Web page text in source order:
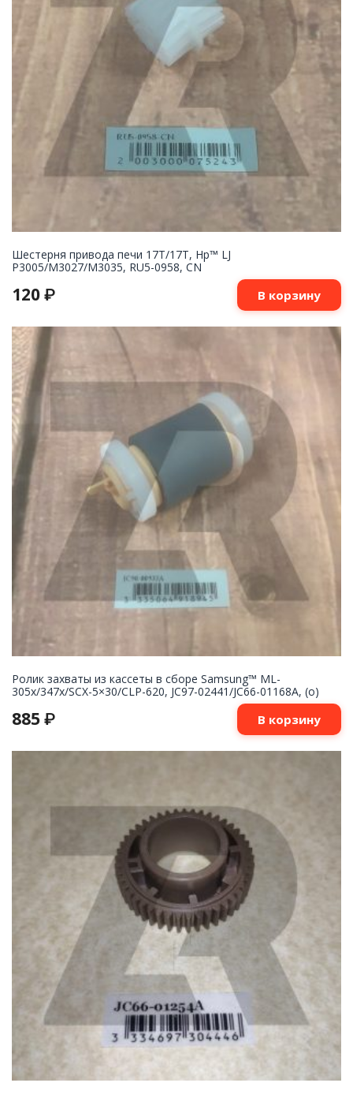
Шестерня привода печи 17T/17T, Hp™ LJ
P3005/M3027/M3035, RU5-0958, CN
120 ₽ В корзину
Ролик захваты из кассеты в сборе Samsung™ ML-
305x/347x/SCX-5×30/CLP-620, JC97-02441/JC66-01168A, (o)
885 ₽ В корзину